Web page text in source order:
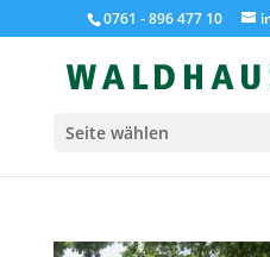
0761 - 896 477 10
Seite wählen